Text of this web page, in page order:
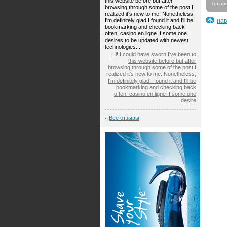
browsing through some of the post I
realized it's new to me. Nonetheless,
I'm definitely glad I found it and I'll be
bookmarking and checking back
often! casino en ligne If some one
desires to be updated with newest
technologies...
Hi! I could have sworn I've been to
this website before but after
browsing through some of the post I
realized it's new to me. Nonetheless,
I'm definitely glad I found it and I'll be
bookmarking and checking back
often! casino en ligne If some one
desire
Все отзывы